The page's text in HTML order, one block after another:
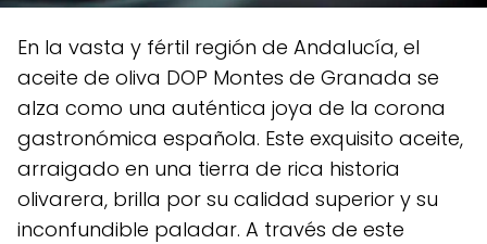
En la vasta y fértil región de Andalucía, el
aceite de oliva DOP Montes de Granada se
alza como una auténtica joya de la corona
gastronómica española. Este exquisito aceite,
arraigado en una tierra de rica historia
olivarera, brilla por su calidad superior y su
inconfundible paladar. A través de este